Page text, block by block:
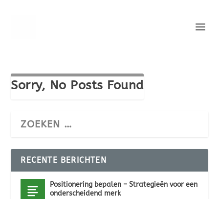
Sorry, No Posts Found
RECENTE BERICHTEN
Positionering bepalen – Strategieën voor een
onderscheidend merk